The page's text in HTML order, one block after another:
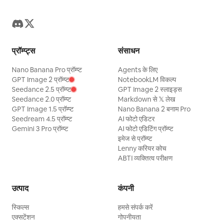
प्रॉम्प्ट्स
Nano Banana Pro प्रॉम्प्ट
GPT Image 2 प्रॉम्प्ट
Seedance 2.5 प्रॉम्प्ट
Seedance 2.0 प्रॉम्प्ट
GPT Image 1.5 प्रॉम्प्ट
Seedream 4.5 प्रॉम्प्ट
Gemini 3 Pro प्रॉम्प्ट
संसाधन
Agents के लिए
NotebookLM विकल्प
GPT Image 2 स्लाइड्स
Markdown से 𝕏 लेख
Nano Banana 2 बनाम Pro
AI फोटो एडिटर
AI फोटो एडिटिंग प्रॉम्प्ट
इमेज से प्रॉम्प्ट
Lenny करियर कोच
ABTI व्यक्तित्व परीक्षण
उत्पाद
स्किल्स
एक्सटेंशन
कंपनी
हमसे संपर्क करें
गोपनीयता